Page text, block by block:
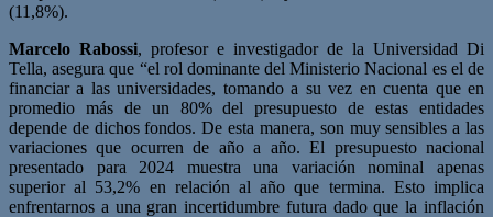
(11,8%).
Marcelo Rabossi, profesor e investigador de la Universidad Di
Tella, asegura que “el rol dominante del Ministerio Nacional es el de
financiar a las universidades, tomando a su vez en cuenta que en
promedio más de un 80% del presupuesto de estas entidades
depende de dichos fondos. De esta manera, son muy sensibles a las
variaciones que ocurren de año a año. El presupuesto nacional
presentado para 2024 muestra una variación nominal apenas
superior al 53,2% en relación al año que termina. Esto implica
enfrentarnos a una gran incertidumbre futura dado que la inflación